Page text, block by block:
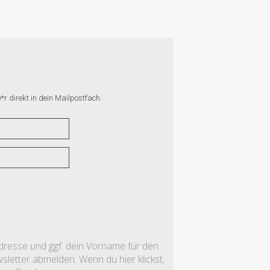
direkt in dein Mailpostfach.
und ggf. dein Vorname für den
abmelden. Wenn du hier klickst,